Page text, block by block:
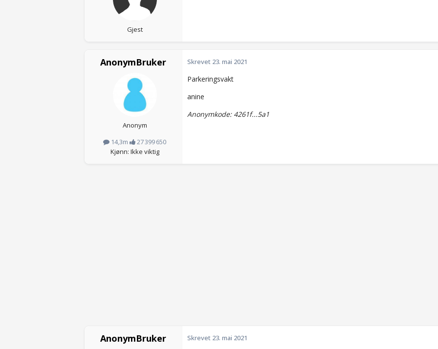
Gjest
AnonymBruker
Anonym
14,3m
27 399 650
Kjønn: Ikke viktig
Skrevet 23. mai 2021
Parkeringsvakt
anine
Anonymkode: 4261f...5a1
AnonymBruker Skrevet 23. mai 2021